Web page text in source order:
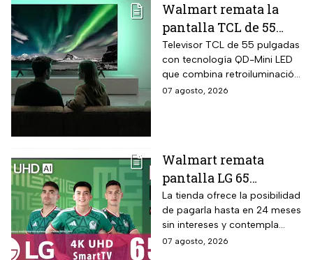
Walmart remata la
pantalla TCL de 55
pulgadas 4K QD-Mini
Led con $6,600 de
descuento en línea y
hasta 24 meses sin
Televisor TCL de 55 pulgadas
con tecnología QD-Mini LED
que combina retroiluminación
Mini LED de casi precisión
plataforma Google TV.
07 agosto, 2026
Walmart remata
pantalla LG 65
pulgadas UHD 4K con
funciones de
inteligencia artificial
ThinQ
La tienda ofrece la posibilidad
de pagarla hasta en 24 meses
sin intereses y contempla
devoluciones hasta 30 días
07 agosto, 2026